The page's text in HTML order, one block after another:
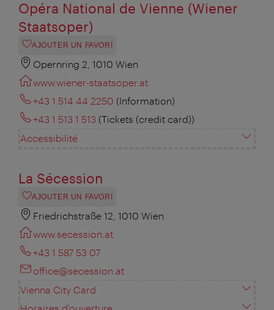
Opéra National de Vienne (Wiener
Staatsoper)
AJOUTER UN FAVORI
Opernring 2, 1010 Wien
www.wiener-staatsoper.at
+43 1 514 44 2250 (Information)
+43 1 513 1 513 (Tickets (credit card))
Accessibilité
La Sécession
AJOUTER UN FAVORI
Friedrichstraße 12, 1010 Wien
www.secession.at
+43 1 587 53 07
office@secession.at
Vienna City Card